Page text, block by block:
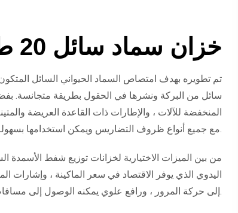
خزان سماد سائل 20 طن
سائل من البركة ونشرها في الحقول بطريقة متجانسة.
المنخفضة للآلات ، والإطارات ذات القاعدة العريضة
مع جميع أنواع ظروف التضاريس ويمكن استخدامها بسهولة في أي مجال. يتم توفير العمل.
اليدوي الذي يوفر الاقتصاد في سعر الماكينة ، وإشارات
إلى حركة المرور ، ورافع علوي يمكنه الوصول إلى مسافات طويلة.